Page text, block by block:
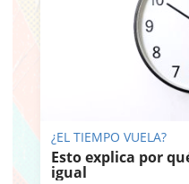
¿EL TIEMPO VUELA?
Esto explica por
igual